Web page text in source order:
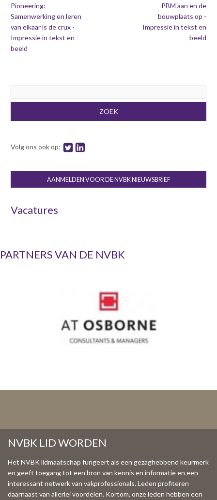
Pioneering:
Samenwerking en leren
van elkaar is de crux -
Impressie in tekst en
beeld
PBM aan en de
bouwplaats op -
Impressie in tekst en
beeld
ZOEK
Volg ons ook op:
AANMELDEN VOOR DE NVBK NIEUWSBRIEF
Vacatures
PARTNERS VAN DE NVBK
NVBK LID WORDEN
Het NVBK lidmaatschap fungeert als een gezaghebbend keurmerk
en geeft toegang tot een bron van kennis en informatie en een
interessant netwerk van vakprofessionals. Leden profiteren
daarnaast van allerlei voordelen. Kortom, onze leden hebben een